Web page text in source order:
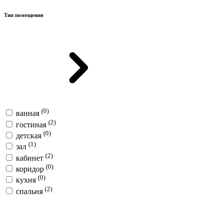
Тип помещения
ванная (0)
гостиная (2)
детская (0)
зал (1)
кабинет (2)
коридор (0)
кухня (0)
спальня (2)